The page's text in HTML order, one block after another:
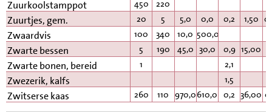
Zuurkoolstamppot 450 220
Zuurtjes, gem. 20 5 5,0 0,0 0,2 1,50
Zwaardvis 100 340 10,0 500,0
Zwarte bessen 5 190 45,0 30,0 0,9 15,00
Zwarte bonen, bereid 1 2,1
Zwezerik, kalfs 1,5
Zwitserse kaas 260 110 970,0610,0 0,2 36,00